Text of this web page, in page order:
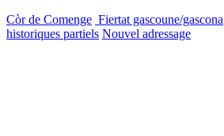
Còr de Comenge Fiertat gascoune/gascona
historiques partiels Nouvel adressage